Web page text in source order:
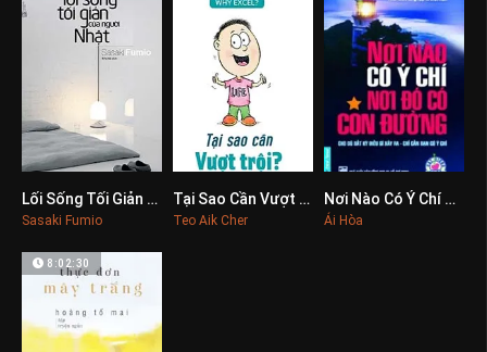
0
Lối Sống Tối Giản Của Người Nhật
Sasaki Fumio
0Tại Sao Cần Vượt Trội
Teo Aik Cher
0
Nơi Nào Có Ý Chí Nơi Đó Có Con Đường
Ái Hòa
8:02:30